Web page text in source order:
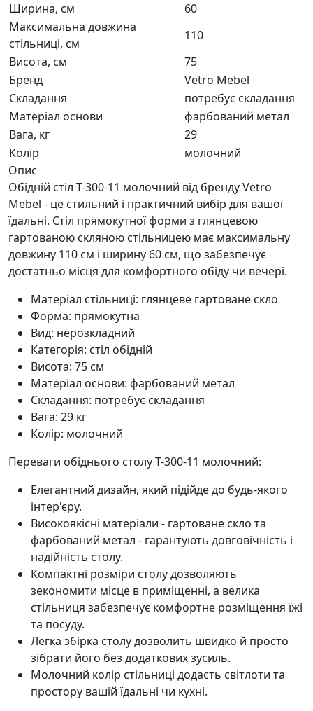
Ширина, см
60
Максимальна довжина
стільниці, см
110
Висота, см
75
Бренд
Vetro Mebel
Складання
потребує складання
Матеріал основи
фарбований метал
Вага, кг
29
Колір
молочний
Опис
Обідній стіл Т-300-11 молочний від бренду Vetro
Mebel - це стильний і практичний вибір для вашої
їдальні. Стіл прямокутної форми з глянцевою
гартованою скляною стільницею має максимальну
довжину 110 см і ширину 60 см, що забезпечує
достатньо місця для комфортного обіду чи вечері.
Матеріал стільниці: глянцеве гартоване скло
Форма: прямокутна
Вид: нерозкладний
Категорія: стіл обідній
Висота: 75 см
Матеріал основи: фарбований метал
Складання: потребує складання
Вага: 29 кг
Колір: молочний
Переваги обіднього столу Т-300-11 молочний:
Елегантний дизайн, який підійде до будь-якого
інтер'єру.
Високоякісні матеріали - гартоване скло та
фарбований метал - гарантують довговічність і
надійність столу.
Компактні розміри столу дозволяють
зекономити місце в приміщенні, а велика
стільниця забезпечує комфортне розміщення їжі
та посуду.
Легка збірка столу дозволить швидко й просто
зібрати його без додаткових зусиль.
Молочний колір стільниці додасть світлоти та
простору вашій їдальні чи кухні.